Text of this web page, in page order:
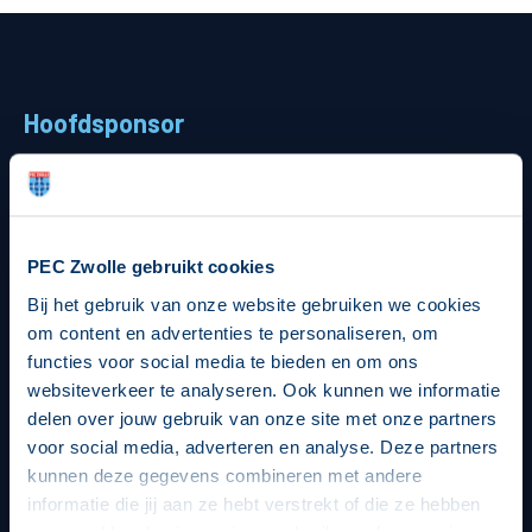
PEC Zwolle gebruikt cookies
Bij het gebruik van onze website gebruiken we cookies
om content en advertenties te personaliseren, om
functies voor social media te bieden en om ons
websiteverkeer te analyseren. Ook kunnen we informatie
delen over jouw gebruik van onze site met onze partners
voor social media, adverteren en analyse. Deze partners
kunnen deze gegevens combineren met andere
informatie die jij aan ze hebt verstrekt of die ze hebben
Business
Hoofdsponsor
Strategisch partners